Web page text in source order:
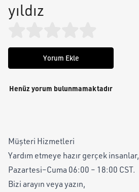
yıldız
Yorum Ekle
Henüz yorum bulunmamaktadır
Müşteri Hizmetleri
Yardım etmeye hazır gerçek insanlar,
Pazartesi–Cuma 06:00 – 18:00 CST.
Bizi arayın veya yazın,